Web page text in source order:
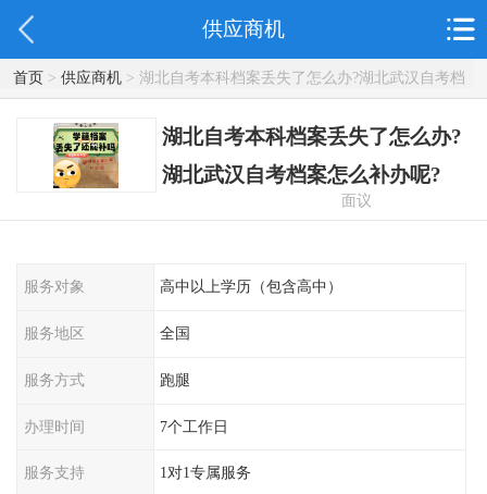
供应商机
首页> 供应商机> 湖北自考本科档案丢失了怎么办?湖北武汉自考档
案怎么补办呢?
湖北自考本科档案丢失了怎么办?
湖北武汉自考档案怎么补办呢?
面议
服务对象 高中以上学历（包含高中）
服务地区 全国
服务方式 跑腿
办理时间 7个工作日
服务支持 1对1专属服务